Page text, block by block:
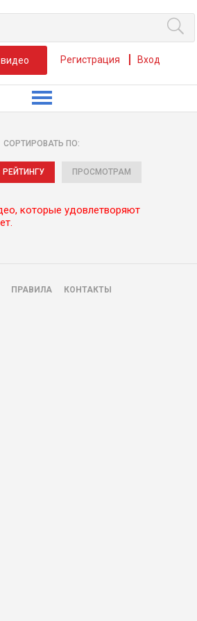
Регистрация Вход
СОРТИРОВАТЬ ПО:
РЕЙТИНГУ ПРОСМОТРАМ
которые удовлетворяют
ПРАВИЛА КОНТАКТЫ